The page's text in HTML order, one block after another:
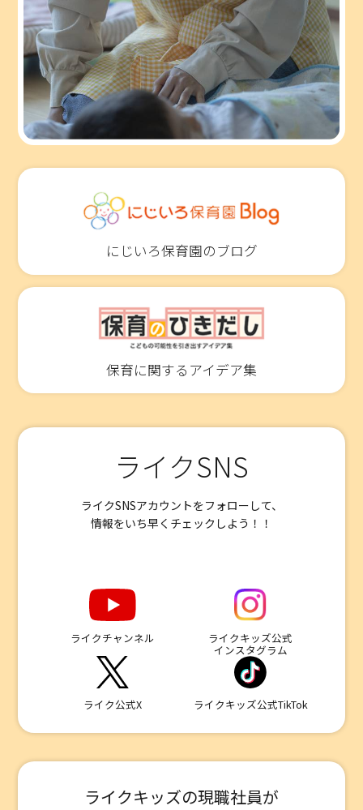
にじいろ保育園のブログ
保育に関するアイデア集
ライクSNS
ライクSNSアカウントをフォローして、
情報をいち早くチェックしよう！！
ライクチャンネル ライクキッズ公式
インスタグラム
ライク公式X ライクキッズ公式TikTok
ライクキッズの現職社員が